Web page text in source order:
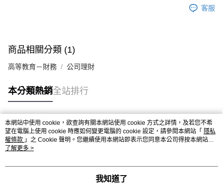
客服
商品相關分類 (1)
高等教育－財務 公司理財
本分類熱銷全站排行
熱門標籤
本網站中使用 cookie，欲查詢有關本網站使用 cookie 方式之詳情，及若您不希
望在電腦上使用 cookie 時應如何變更電腦的 cookie 設定，請參閱本網站「 隱私
權條款 」之 Cookie 聲明。您繼續使用本網站即表示您同意本公司得按本網站使
用條款之 Cookie 聲明使用 cookie。
了解更多 >
我知道了